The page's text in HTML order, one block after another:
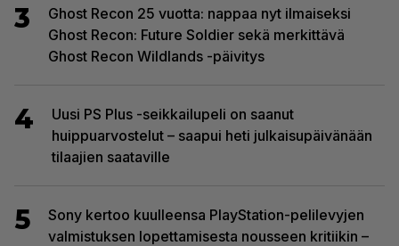
3
Ghost Recon 25 vuotta: nappaa nyt ilmaiseksi
Ghost Recon: Future Soldier sekä merkittävä
Ghost Recon Wildlands -päivitys
4
Uusi PS Plus -seikkailupeli on saanut
huippuarvostelut – saapui heti julkaisupäivänään
tilaajien saataville
5
Sony kertoo kuulleensa PlayStation-pelilevyjen
valmistuksen lopettamisesta nousseen kritiikin –